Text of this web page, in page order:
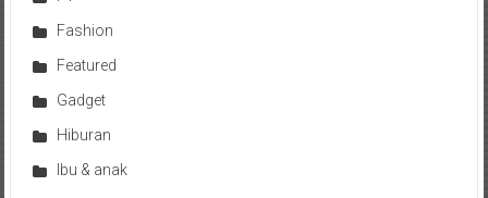
Fashion
Featured
Gadget
Hiburan
Ibu & anak